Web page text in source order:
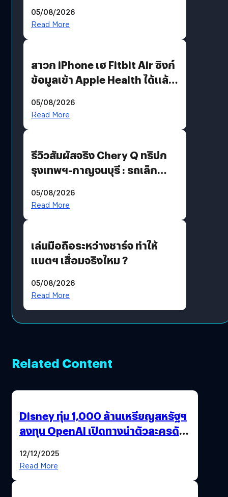
05/08/2026
Read More
สาวก iPhone เฮ Fitbit Air ซิงก์
ข้อมูลเข้า Apple Health ได้แล้ว
05/08/2026
Read More
รีวิวสัมผัสจริง Chery Q ทริปก
รุงเทพฯ-กาญจนบุรี : รถเล็ก
ฟังก์ชันเกินตัว
05/08/2026
Read More
เล่นมือถือระหว่างชาร์จ ทำให้
แบตฯ เสื่อมจริงไหม ?
05/08/2026
Read More
Related Content
Disney ทุ่ม 1,000 ล้านเหรียญสหรัฐฯ
ลงทุน OpenAI เปิดทางนำตัวละครดัง
12/12/2025
Read More